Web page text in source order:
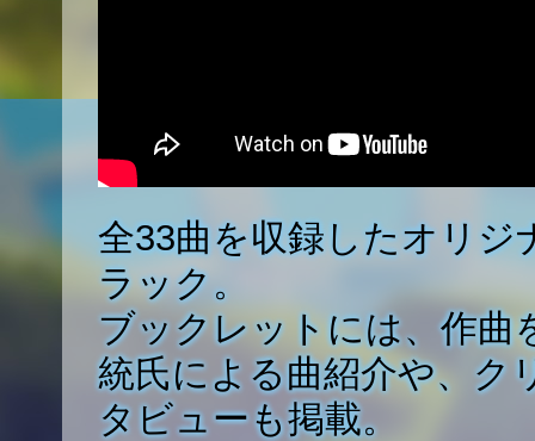
全33曲を収録したオリジ
ラック。
ブックレットには、作曲
統氏による曲紹介や、ク
タビューも掲載。